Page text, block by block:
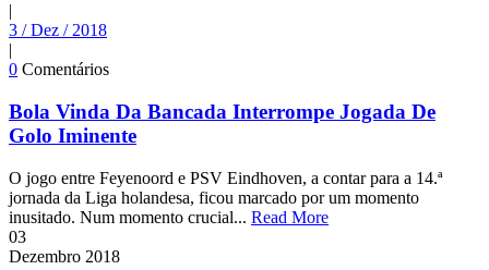
|
3 / Dez / 2018
|
0 Comentários
Bola Vinda Da Bancada Interrompe Jogada De
Golo Iminente
O jogo entre Feyenoord e PSV Eindhoven, a contar para a 14.ª
jornada da Liga holandesa, ficou marcado por um momento
inusitado. Num momento crucial... Read More
03
Dezembro 2018